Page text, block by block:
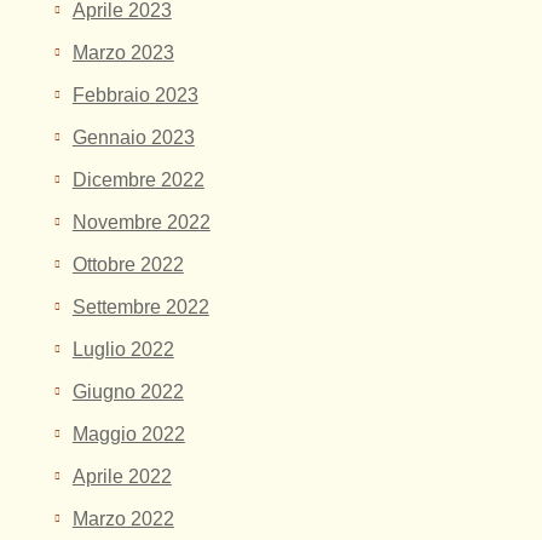
Aprile 2023
Marzo 2023
Febbraio 2023
Gennaio 2023
Dicembre 2022
Novembre 2022
Ottobre 2022
Settembre 2022
Luglio 2022
Giugno 2022
Maggio 2022
Aprile 2022
Marzo 2022